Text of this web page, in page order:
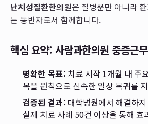
난치성질환한의원은 질병뿐만 아니라
는 동반자로서 함께합니다.
핵심 요약: 사람과한의원 중증근
명확한 목표: 치료 시작 1개월 내 주
복을 원칙으로 신속한 일상 복귀를
검증된 결과: 대학병원에서 해결하
실제 치료 사례 50건 이상을 통해 효